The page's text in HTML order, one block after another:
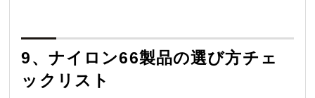
9、 ナイロン66製品の選び方チェ
ックリスト